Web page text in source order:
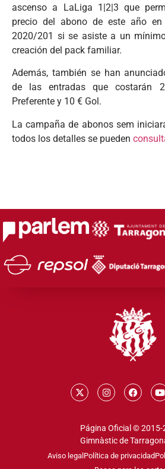
ascenso a LaLiga 1|2|3 que
precio del abono de este año
2020/201 si se asiste a un
creación del pack familiar.
Además, también se han
de las entradas que costarán
Preferente y 10 € Gol.
La campaña de abonos sem
todos los detalles se pueden
Página Oficial © 2015-
Gimnàstic de
Aviso legal Política de privacidad